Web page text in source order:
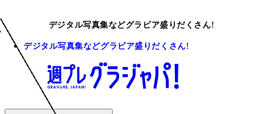
デジタル写真集などグラビア盛りだくさん!
デジタル写真集などグラビア盛りだくさん!